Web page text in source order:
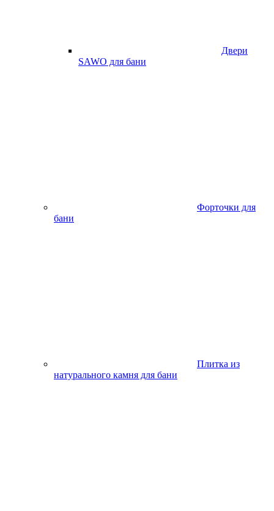
Двери
SAWO для бани
Форточки для
бани
Плитка из
натурального камня для бани